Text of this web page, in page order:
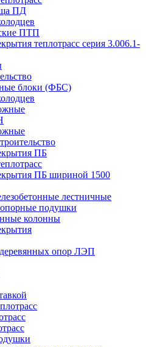
ПД
ПТП
теплотрасс серия 3.006.1-
блоки (ФБС)
ПБ
ПБ шириной 1500
лестничные
подушки
колонны
опор ЛЭП